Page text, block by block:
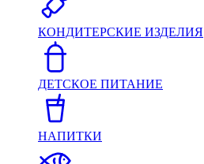
КОНДИТЕРСКИЕ ИЗДЕЛИЯ
ДЕТСКОЕ ПИТАНИЕ
НАПИТКИ